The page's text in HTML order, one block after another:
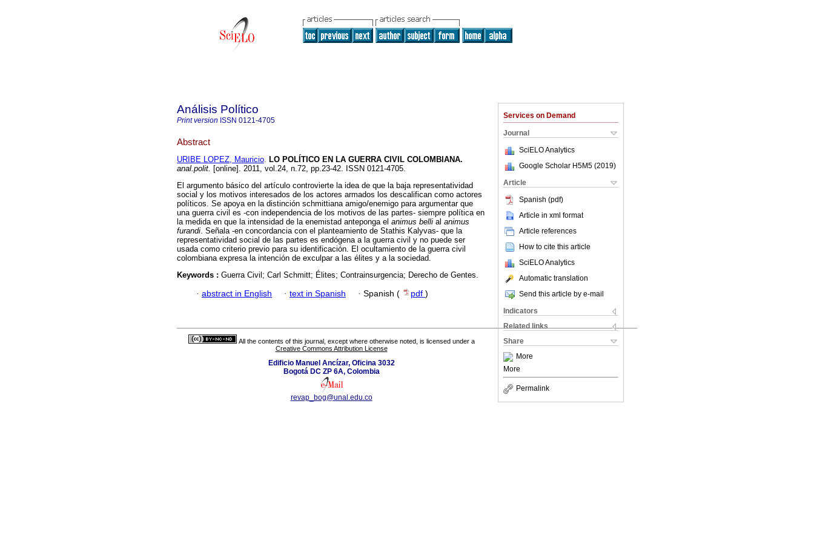
Services on Demand
Journal
SciELO Analytics
Google Scholar H5M5 (2019)
Article
Spanish (pdf)
Article in xml format
Article references
How to cite this article
SciELO Analytics
Automatic translation
Send this article by e-mail
Indicators
Related links
Share
More
More
Permalink
Análisis Político
Print version ISSN 0121-4705
Abstract
URIBE LOPEZ, Mauricio. LO POLÍTICO EN LA GUERRA CIVIL COLOMBIANA.
anal.polit. [online]. 2011, vol.24, n.72, pp.23-42. ISSN 0121-4705.
El argumento básico del artículo controvierte la idea de que la baja representatividad
social y los motivos interesados de los actores armados los descalifican como actores
políticos. Se apoya en la distinción schmittiana amigo/enemigo para argumentar que
una guerra civil es -con independencia de los motivos de las partes- siempre política en
la medida en que la intensidad de la enemistad anteponga el animus belli al animus
furandi. Señala -en concordancia con el planteamiento de Stathis Kalyvas- que la
representatividad social de las partes es endógena a la guerra civil y no puede ser
usada como criterio previo para su identificación. El ocultamiento de la guerra civil
colombiana expresa la intención de exculpar a las élites y a la sociedad.
Keywords : Guerra Civil; Carl Schmitt; Élites; Contrainsurgencia; Derecho de Gentes.
· abstract in English · text in Spanish · Spanish ( pdf )
All the contents of this journal, except where otherwise noted, is licensed under a
Creative Commons Attribution License
Edificio Manuel Ancízar, Oficina 3032
Bogotá DC ZP 6A, Colombia
revap_bog@unal.edu.co